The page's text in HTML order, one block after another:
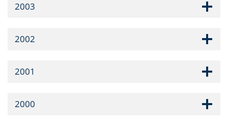
2003
2002
2001
2000